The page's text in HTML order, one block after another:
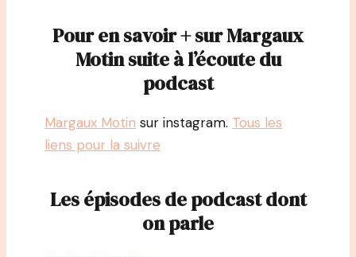
Pour en savoir + sur Margaux
Motin suite à l’écoute du
podcast
Margaux Motin sur instagram. Tous les
liens pour la suivre
Les épisodes de podcast dont
on parle